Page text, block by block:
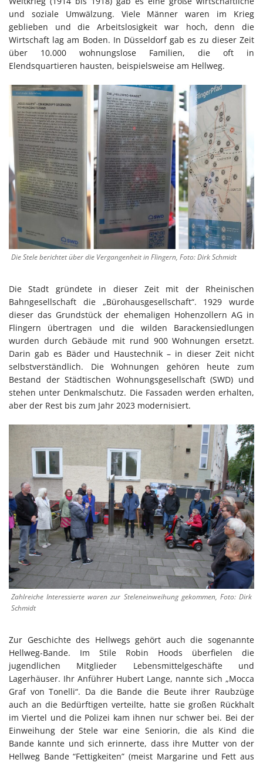
und soziale Umwälzung. Viele Männer waren im Krieg
geblieben und die Arbeitslosigkeit war hoch, denn die
Wirtschaft lag am Boden. In Düsseldorf gab es zu dieser Zeit
über 10.000 wohnungslose Familien, die oft in
Elendsquartieren hausten, beispielsweise am Hellweg.
Die Stele berichtet über die Vergangenheit in Flingern, Foto: Dirk Schmidt
Die Stadt gründete in dieser Zeit mit der Rheinischen
Bahngesellschaft die „Bürohausgesellschaft“. 1929 wurde
dieser das Grundstück der ehemaligen Hohenzollern AG in
Flingern übertragen und die wilden Barackensiedlungen
wurden durch Gebäude mit rund 900 Wohnungen ersetzt.
Darin gab es Bäder und Haustechnik – in dieser Zeit nicht
selbstverständlich. Die Wohnungen gehören heute zum
Bestand der Städtischen Wohnungsgesellschaft (SWD) und
stehen unter Denkmalschutz. Die Fassaden werden erhalten,
aber der Rest bis zum Jahr 2023 modernisiert.
Zahlreiche Interessierte waren zur Steleneinweihung gekommen, Foto: Dirk
Schmidt
Zur Geschichte des Hellwegs gehört auch die sogenannte
Hellweg-Bande. Im Stile Robin Hoods überfielen die
jugendlichen Mitglieder Lebensmittelgeschäfte und
Lagerhäuser. Ihr Anführer Hubert Lange, nannte sich „Mocca
Graf von Tonelli“. Da die Bande die Beute ihrer Raubzüge
auch an die Bedürftigen verteilte, hatte sie großen Rückhalt
im Viertel und die Polizei kam ihnen nur schwer bei. Bei der
Einweihung der Stele war eine Seniorin, die als Kind die
Bande kannte und sich erinnerte, dass ihre Mutter von der
Hellweg Bande “Fettigkeiten” (meist Margarine und Fett aus